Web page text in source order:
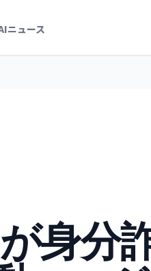
ニュース
身分